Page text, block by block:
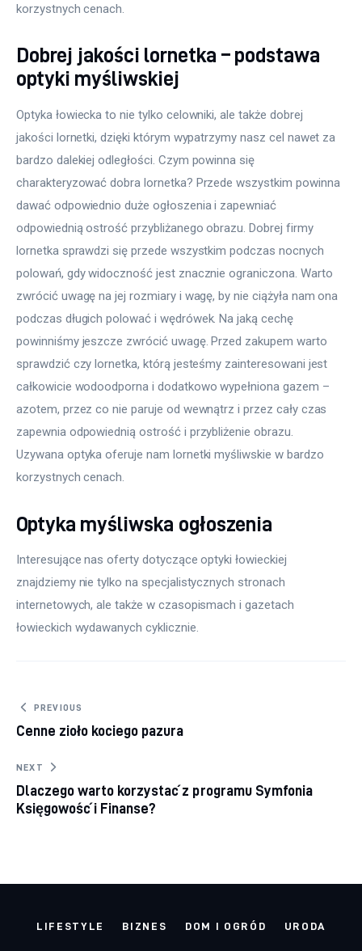
korzystnych cenach.
Dobrej jakości lornetka – podstawa
optyki myśliwskiej
Optyka łowiecka to nie tylko celowniki, ale także dobrej
jakości lornetki, dzięki którym wypatrzymy nasz cel nawet za
bardzo dalekiej odległości. Czym powinna się
charakteryzować dobra lornetka? Przede wszystkim powinna
dawać odpowiednio duże ogłoszenia i zapewniać
odpowiednią ostrość przybliżanego obrazu. Dobrej firmy
lornetka sprawdzi się przede wszystkim podczas nocnych
polowań, gdy widoczność jest znacznie ograniczona. Warto
zwrócić uwagę na jej rozmiary i wagę, by nie ciążyła nam ona
podczas długich polować i wędrówek. Na jaką cechę
powinniśmy jeszcze zwrócić uwagę. Przed zakupem warto
sprawdzić czy lornetka, którą jesteśmy zainteresowani jest
całkowicie wodoodporna i dodatkowo wypełniona gazem –
azotem, przez co nie paruje od wewnątrz i przez cały czas
zapewnia odpowiednią ostrość i przybliżenie obrazu.
Uzywana optyka oferuje nam lornetki myśliwskie w bardzo
korzystnych cenach.
Optyka myśliwska ogłoszenia
Interesujące nas oferty dotyczące optyki łowieckiej
znajdziemy nie tylko na specjalistycznych stronach
internetowych, ale także w czasopismach i gazetach
łowieckich wydawanych cyklicznie.
Nawigacja wpisu
PREVIOUS
Cenne zioło kociego pazura
NEXT
Dlaczego warto korzystać z programu Symfonia
Księgowość i Finanse?
LIFESTYLE BIZNES DOM I OGRÓD URODA